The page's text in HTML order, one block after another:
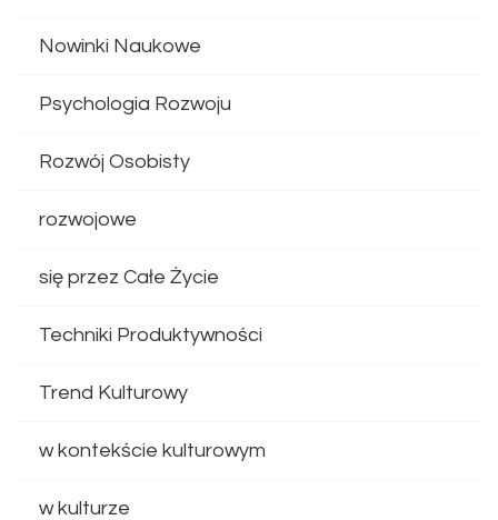
Nowinki Naukowe
Psychologia Rozwoju
Rozwój Osobisty
rozwojowe
się przez Całe Życie
Techniki Produktywności
Trend Kulturowy
w kontekście kulturowym
w kulturze